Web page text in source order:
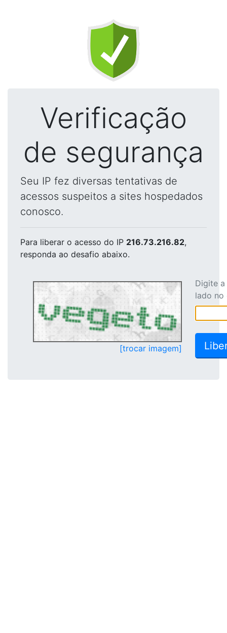
Verificação
de segurança
Seu IP fez diversas tentativas de
acessos suspeitos a sites hospedados
conosco.
Para liberar o acesso do IP 216.73.216.82,
responda ao desafio abaixo.
[trocar imagem]
Digite
lado no